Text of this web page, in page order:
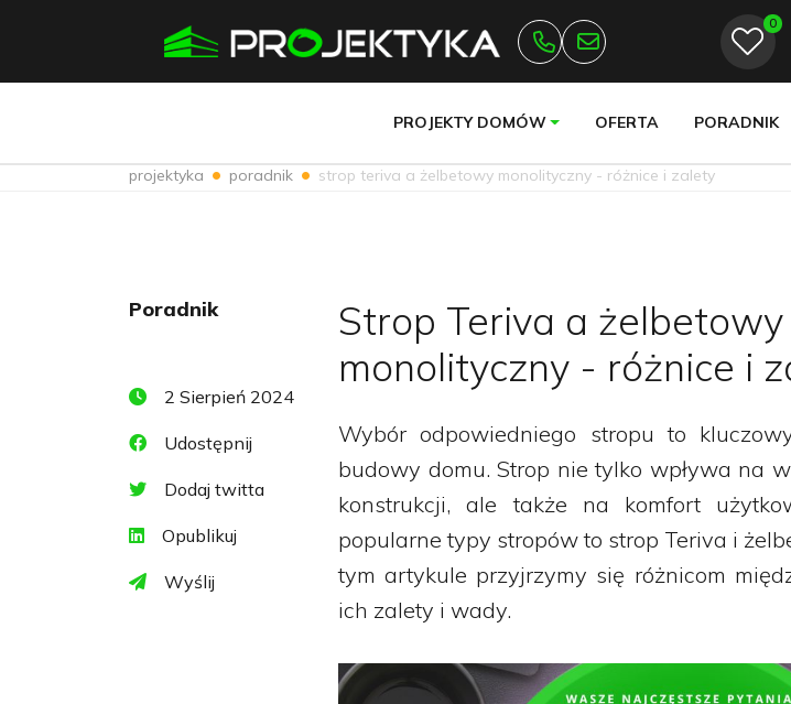
0
PROJEKTY DOMÓW OFERTA PORADNIK
projektyka poradnik strop teriva a żelbetowy monolityczny - różnice i zalety
Poradnik
2 Sierpień 2024
Udostępnij
Dodaj twitta
Opublikuj
Wyślij
Strop Teriva a żelbetowy
monolityczny - różnice i
Wybór odpowiedniego stropu to
budowy domu. Strop nie tylko wpływa na
konstrukcji, ale także na komfort
popularne typy stropów to strop Teriva i
tym artykule przyjrzymy się różnicom
ich zalety i wady.